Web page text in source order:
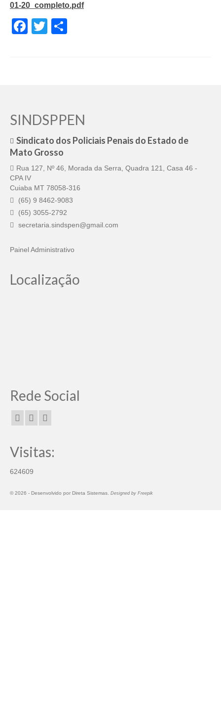
01-20_completo.pdf
Facebook
Twitter
SINDSPPEN
Sindicato dos Policiais Penais do Estado de
Mato Grosso
Rua 127, Nº 46, Morada da Serra, Quadra 121, Casa 46 -
CPA IV
Cuiaba MT 78058-316
(65) 9 8462-9083
(65) 3055-2792
secretaria.sindspen@gmail.com
Painel Administrativo
Localização
Rede Social
Visitas:
624609
© 2026 - Desenvolvido por Direta Sistemas. Designed by Freepik